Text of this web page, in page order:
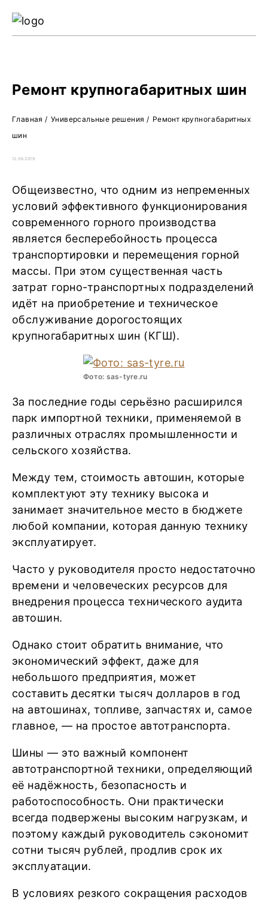
Ремонт крупногабаритных шин
Главная / Универсальные решения / Ремонт крупногабаритных
шин
12.06.2019
Общеизвестно, что одним из непременных
условий эффективного функционирования
современного горного производства
является бесперебойность процесса
транспортировки и перемещения горной
массы. При этом существенная часть
затрат горно-транспортных подразделений
идёт на приобретение и техническое
обслуживание дорогостоящих
крупногабаритных шин (КГШ).
Фото: sas-tyre.ru
За последние годы серьёзно расширился
парк импортной техники, применяемой в
различных отраслях промышленности и
сельского хозяйства.
Между тем, стоимость автошин, которые
комплектуют эту технику высока и
занимает значительное место в бюджете
любой компании, которая данную технику
эксплуатирует.
Часто у руководителя просто недостаточно
времени и человеческих ресурсов для
внедрения процесса технического аудита
автошин.
Однако стоит обратить внимание, что
экономический эффект, даже для
небольшого предприятия, может
составить десятки тысяч долларов в год
на автошинах, топливе, запчастях и, самое
главное, — на простое автотранспорта.
Шины — это важный компонент
автотранспортной техники, определяющий
её надёжность, безопасность и
работоспособность. Они практически
всегда подвержены высоким нагрузкам, и
поэтому каждый руководитель сэкономит
сотни тысяч рублей, продлив срок их
эксплуатации.
В условиях резкого сокращения расходов